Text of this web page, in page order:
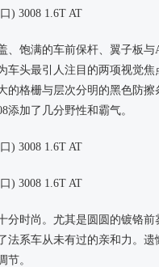
、饱满的车前保杆、翼子板与
车头最引人注目的两项视觉焦
的格栅与层次分明的黑色防擦
添加了几分野性和霸气。
分时尚。尤其是圆圆的镀铬前
法系车从未有过的亲和力。遗
节。